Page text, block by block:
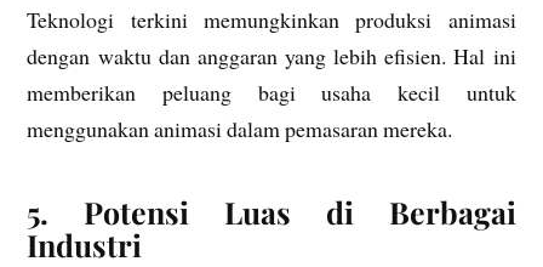
Teknologi terkini memungkinkan produksi animasi
dengan waktu dan anggaran yang lebih efisien. Hal ini
memberikan peluang bagi usaha kecil untuk
menggunakan animasi dalam pemasaran mereka.
5. Potensi Luas di Berbagai
Industri